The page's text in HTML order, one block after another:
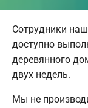
Сотрудники
доступно
деревянного
двух недель.
Мы не